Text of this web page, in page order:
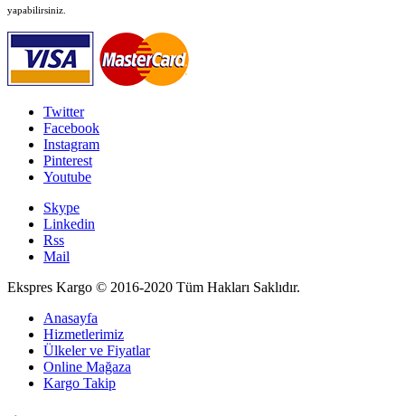
yapabilirsiniz.
Twitter
Facebook
Instagram
Pinterest
Youtube
Skype
Linkedin
Rss
Mail
Ekspres Kargo © 2016-2020 Tüm Hakları Saklıdır.
Anasayfa
Hizmetlerimiz
Ülkeler ve Fiyatlar
Online Mağaza
Kargo Takip